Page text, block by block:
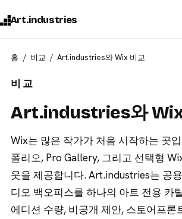
Art.industries
홈 비교 Art.industries와 Wix 비교
비교
Art.industries와
Wix는 많은 작가가 처음 시작하는 곳
폴리오, Pro Gallery, 그리고 선택형
웃을 제공합니다. Art.industries는 공
디오 백오피스를 하나의 아트 전용 카
에디션 수량, 비공개 제안, 스토어프론